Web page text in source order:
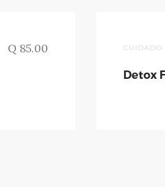
Q 85.00 CUIDADO
Detox